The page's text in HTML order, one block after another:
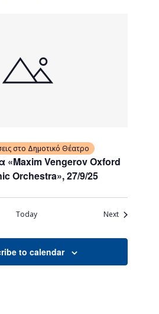
«Maxim Vengerov Oxford
Orchestra», 27/9/25
στο Δημοτικό Θέατρο
Today NextEvents
to calendar